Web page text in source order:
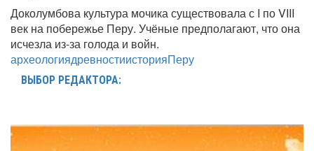
Доколумбова культура мочика существовала с I по VIII
век на побережье Перу. Учёные предполагают, что она
исчезла из-за голода и войн.
археологиядревностиисторияПеру
ВЫБОР РЕДАКТОРА: